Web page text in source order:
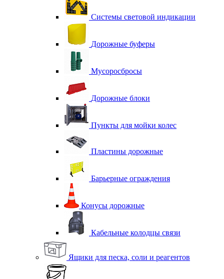
Системы световой индикации
Дорожные буферы
Мусоросбросы
Дорожные блоки
Пункты для мойки колес
Пластины дорожные
Барьерные ограждения
Конусы дорожные
Кабельные колодцы связи
Ящики для песка, соли и реагентов